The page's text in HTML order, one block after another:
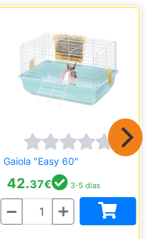
Gaiola "Easy 60"
42.37€ 3-5 dias
Quantidade